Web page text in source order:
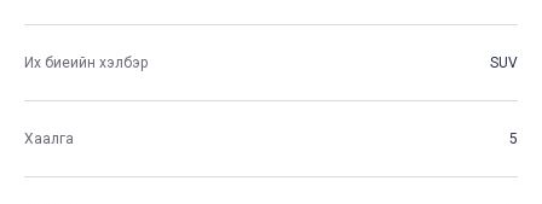
Их биеийн хэлбэр SUV
Хаалга 5